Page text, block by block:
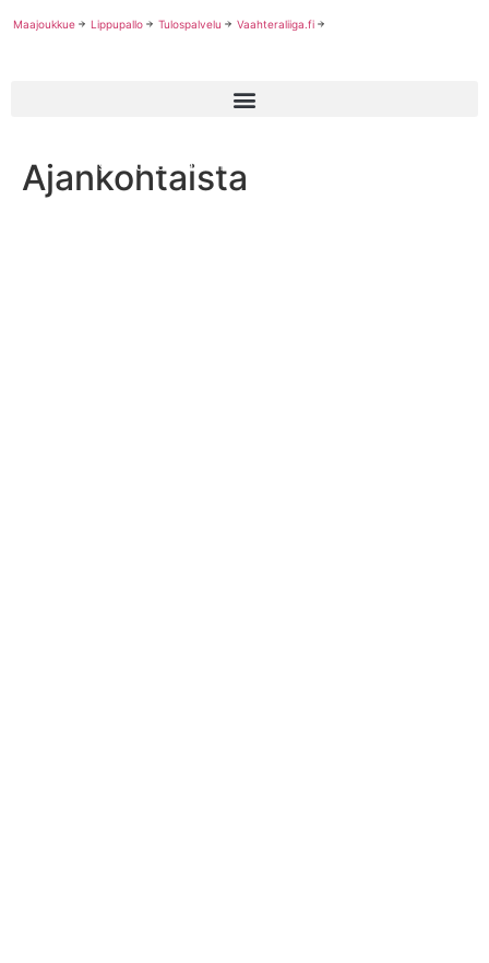
Maajoukkue Lippupallo Tulospalvelu Vaahteraliiga.fi
Ajankohtaista
Chris Mulumbasta toinen suomalainen Kanadan